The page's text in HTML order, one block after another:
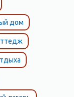
дом